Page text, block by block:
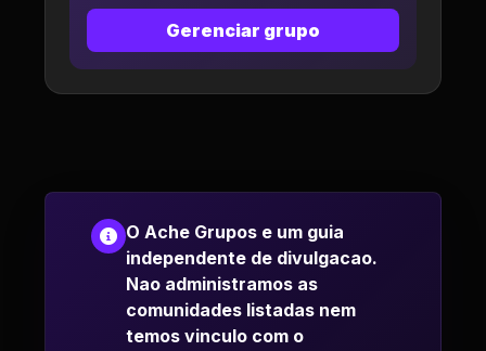
Gerenciar grupo
O Ache Grupos e um guia
independente de divulgacao.
Nao administramos as
comunidades listadas nem
temos vinculo com o